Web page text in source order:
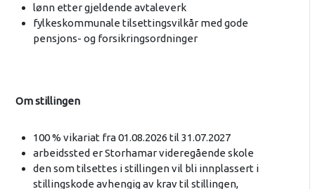
lønn etter gjeldende avtaleverk
fylkeskommunale tilsettingsvilkår med gode
pensjons- og forsikringsordninger
Om stillingen
100 % vikariat fra 01.08.2026 til 31.07.2027
arbeidssted er Storhamar videregående skole
den som tilsettes i stillingen vil bli innplassert i
stillingskode avhengig av krav til stillingen,